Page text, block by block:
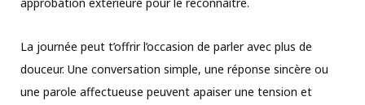
La journée peut t’offrir l’occasion de parler avec plus de
douceur. Une conversation simple, une réponse sincère ou
une parole affectueuse peuvent apaiser une tension et